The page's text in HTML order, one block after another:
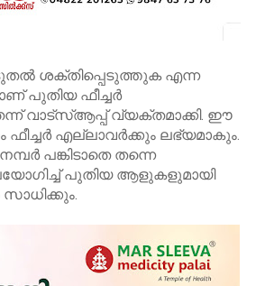
ശക്തിപ്പെടുത്തുക എന്ന
പുതിയ ഫീച്ചർ
വാട്സ്ആപ്പ് വ്യക്തമാക്കി. ഈ
എല്ലാവർക്കും ലഭ്യമാകും.
പങ്കിടാതെ തന്നെ
പുതിയ ആളുകളുമായി
സാധിക്കും.